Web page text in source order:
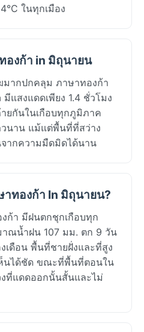
ในทุกเมือง
องก้า in มิถุนายน
ากปกคลุม ภาษาทองก้า
แสงแดดเพียง 1.4 ชั่วโมง
ยกันในเกือบทุกภูมิภาค
นาน แม้แต่พื้นที่ที่สว่าง
ากความมืดมิดได้นาน
าทองก้า In มิถุนายน?
ก้า มีฝนตกชุกเกือบทุก
าณน้ำฝน 107 มม. ตก 9 วัน
เดือน พื้นที่ชายฝั่งและที่สูง
นได้ชัด ขณะที่พื้นที่ตอนใน
ที่แดดออกนั้นสั้นและไม่